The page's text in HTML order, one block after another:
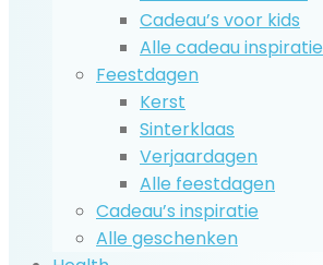
Cadeau’s voor kids
Alle cadeau inspiratie
Feestdagen
Kerst
Sinterklaas
Verjaardagen
Alle feestdagen
Cadeau’s inspiratie
Alle geschenken